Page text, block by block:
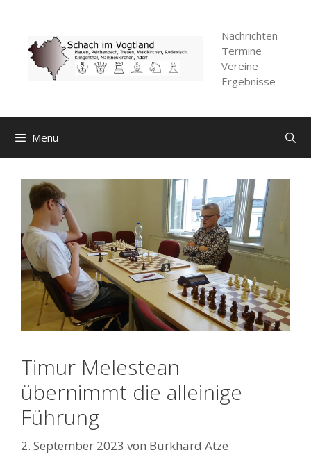
springen
Nachrichten
Termine
Vereine
Ergebnisse
Menü
Timur Melestean
übernimmt die alleinige
Führung
2. September 2023 von Burkhard Atze